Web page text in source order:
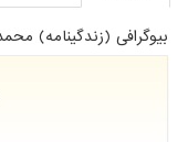
بیوگرافی (زندگینامه)